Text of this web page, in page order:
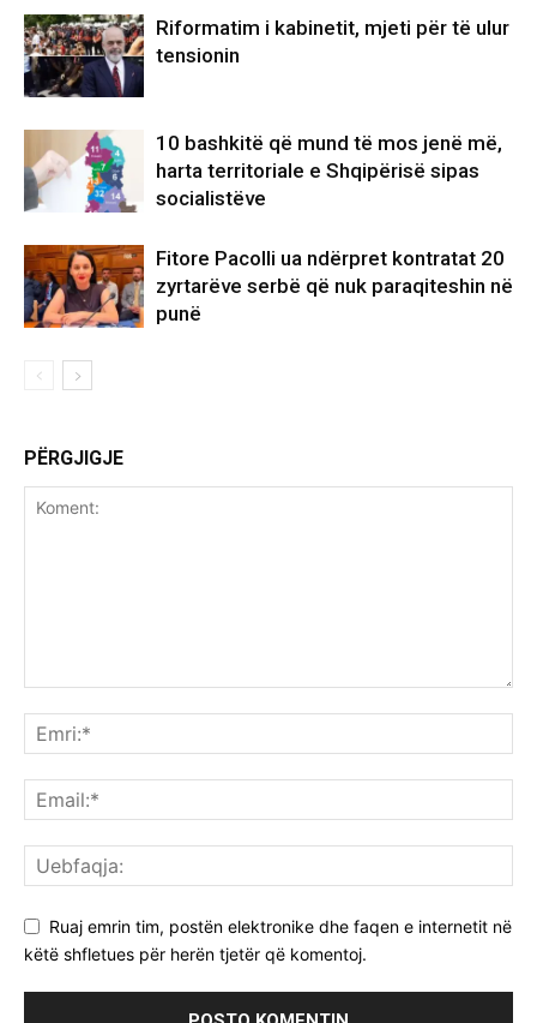
Riformatim i kabinetit, mjeti për të ulur
tensionin
10 bashkitë që mund të mos jenë më,
harta territoriale e Shqipërisë sipas
socialistëve
Fitore Pacolli ua ndërpret kontratat 20
zyrtarëve serbë që nuk paraqiteshin në
punë
PËRGJIGJE
Ruaj emrin tim, postën elektronike dhe faqen e internetit në
këtë shfletues për herën tjetër që komentoj.